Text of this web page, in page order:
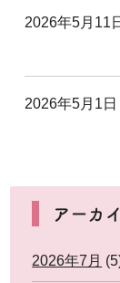
2026年5月11
2026年5月1日
アーカ
2026年7月